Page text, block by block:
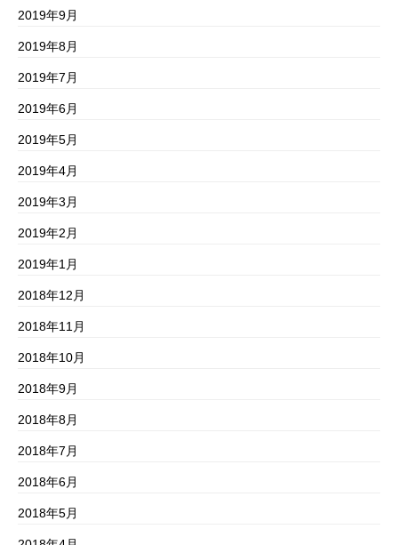
2019年9月
2019年8月
2019年7月
2019年6月
2019年5月
2019年4月
2019年3月
2019年2月
2019年1月
2018年12月
2018年11月
2018年10月
2018年9月
2018年8月
2018年7月
2018年6月
2018年5月